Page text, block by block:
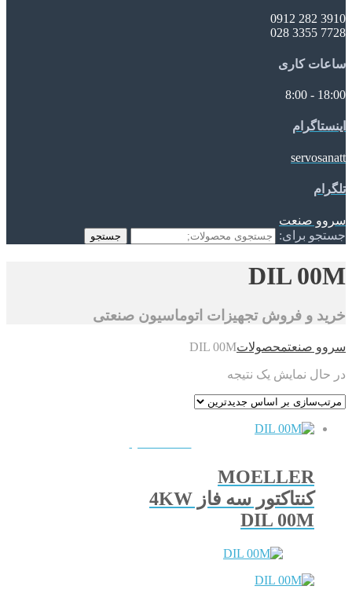
3910 282 0912
7728 3355 028
ساعات کاری
18:00 - 8:00
اینستاگرام
servosanatt
تلگرام
سروو صنعت
جستجو برای:
جستجو
DIL 00M
خرید و فروش تجهیزات اتوماسیون صنعتی
سروو صنعتمحصولاتDIL 00M
در حال نمایش یک نتیجه
MOELLER
کنتاکتور سه فاز 4KW
DIL 00M